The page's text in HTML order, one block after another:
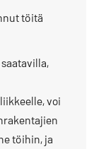
töitä
voi
töihin, ja